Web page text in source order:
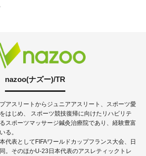
nazoo(ナズー)/TR
アスリートからジュニアアスリート、スポーツ愛
はじめ、 スポーツ競技復帰に向けたリハビリテ
スポーツマッサージ鍼灸治療院であり、経験豊富
る。
代表としてFIFAワールドカップフランス大会、日
。そのほかU-23日本代表のアスレティックトレ